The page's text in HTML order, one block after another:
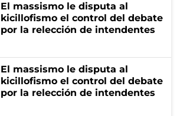
El massismo le disputa al
kicillofismo el control del debate
por la relección de intendentes
El massismo le disputa al
kicillofismo el control del debate
por la relección de intendentes